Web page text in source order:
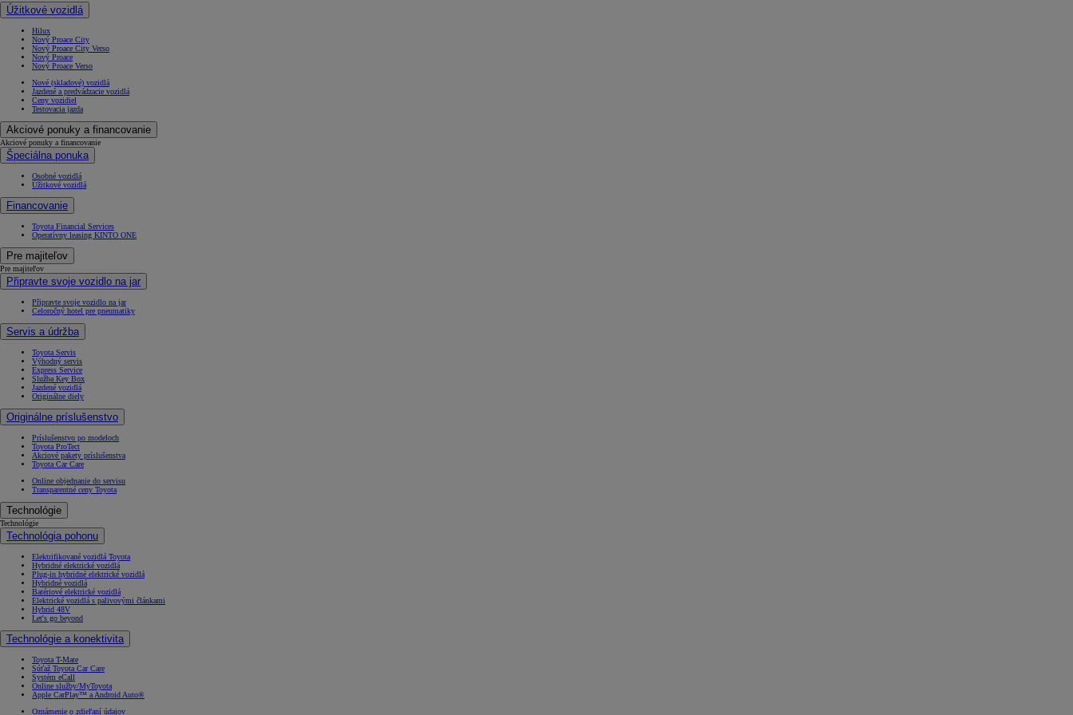
Od16 690 €s DPH
vr. zvýhodnenia1 000 €
a bonusu za výkup500 €
Nový Yaris Cross
HYBRID
Úžitkové vozidlá
Hilux
Nový Proace City
Nový Proace City Verso
Nový Proace
Nový Proace Verso
Nové (skladové) vozidlá
Jazdené a predvádzacie vozidlá
Ceny vozidiel
Testovacia jazda
Akciové ponuky a financovanie
Akciové ponuky a financovanie
Špeciálna ponuka
Osobné vozidlá
Úžitkové vozidlá
Financovanie
Toyota Financial Services
Operatívny leasing KINTO ONE
Pre majiteľov
Pre majiteľov
Připravte svoje vozidlo na jar
Připravte svoje vozidlo na jar
Celoročný hotel pre pneumatiky
Servis a údržba
Toyota Servis
Výhodný servis
Express Service
Služba Key Box
Jazdené vozidlá
Originálne diely
Originálne príslušenstvo
Príslušenstvo po modeloch
Toyota ProTect
Akciové pakety príslušenstva
Toyota Car Care
Online objednanie do servisu
Transparentné ceny Toyota
Technológie
Technológie
Technológia pohonu
Elektrifikované vozidlá Toyota
Hybridné elektrické vozidlá
Plug-in hybridné elektrické vozidlá
Hybridné vozidlá
Batériové elektrické vozidlá
Elektrické vozidlá s palivovými článkami
Hybrid 48V
Let's go beyond
Technológie a konektivita
Toyota T-Mate
Súťaž Toyota Car Care
Systém eCall
Online služby/MyToyota
Apple CarPlay™ a Android Auto®
Oznámenie o zdieľaní údajov